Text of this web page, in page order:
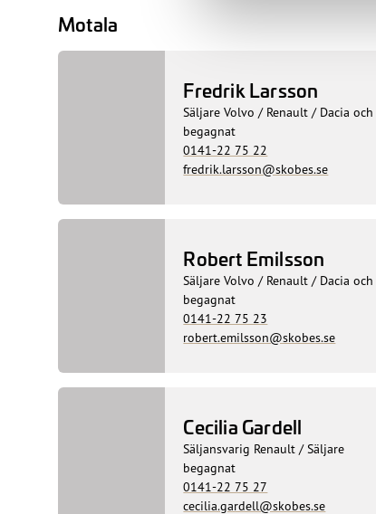
Motala
Fredrik Larsson
Säljare Volvo / Renault / Dacia och
begagnat
0141-22 75 22
fredrik.larsson@skobes.se
Robert Emilsson
Säljare Volvo / Renault / Dacia och
begagnat
0141-22 75 23
robert.emilsson@skobes.se
Cecilia Gardell
Säljansvarig Renault / Säljare
begagnat
0141-22 75 27
cecilia.gardell@skobes.se